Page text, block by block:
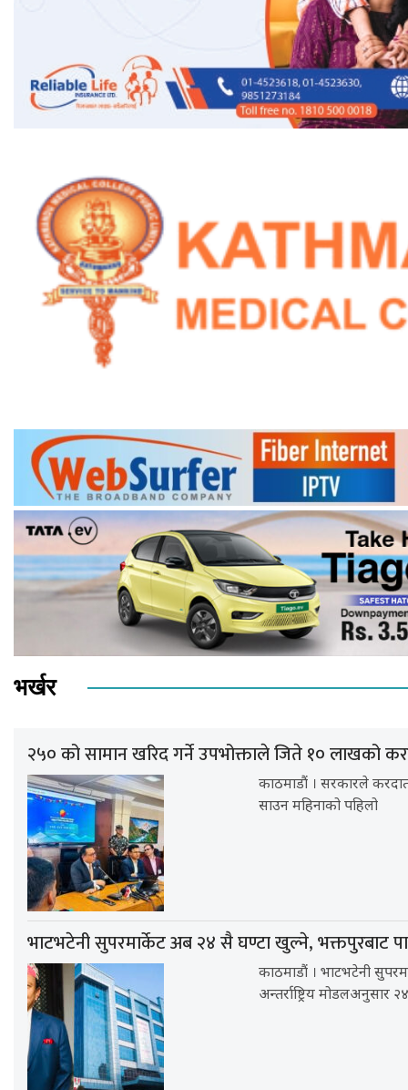
भर्खर
२५० को सामान खरिद गर्ने उपभोक्ताले जिते १० लाखको
काठमाडौं । सरकारले
साउन महिनाको पहिलो
भाटभटेनी सुपरमार्केट अब २४ सै घण्टा खुल्ने, भक्तपुरबाट
काठमाडौं । भाटभटेनी
अन्तर्राष्ट्रिय मोडलअनुसार